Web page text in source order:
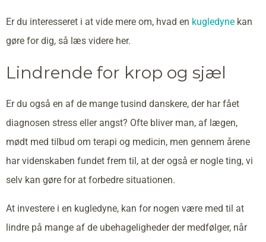
Er du interesseret i at vide mere om, hvad en kugledyne kan
gøre for dig, så læs videre her.
Lindrende for krop og sjæl
Er du også en af de mange tusind danskere, der har fået
diagnosen stress eller angst? Ofte bliver man, af lægen,
mødt med tilbud om terapi og medicin, men gennem årene
har videnskaben fundet frem til, at der også er nogle ting, vi
selv kan gøre for at forbedre situationen.
At investere i en kugledyne, kan for nogen være med til at
lindre på mange af de ubehageligheder der medfølger, når